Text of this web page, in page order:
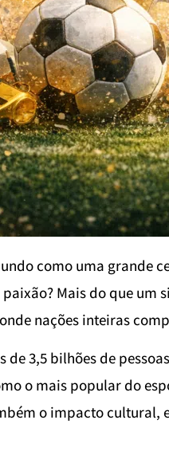
como uma grande
Mais do que um
nações inteiras
de 3,5 bilhões de
o mais popular do
o impacto cultural,